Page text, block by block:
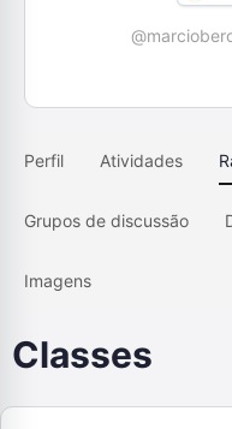
Perfil Atividades
Grupos de discussão
Imagens
Classes